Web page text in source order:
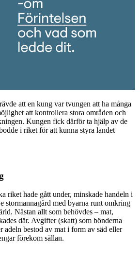
att en kung var tvungen att ha många
att kontrollera stora områden och
Kungen fick därför ta hjälp av de
i riket för att kunna styra landet
riket hade gått under, minskade handeln i
stormannagård med byarna runt omkring
Nästan allt som behövdes – mat,
där. Avgifter (skatt) som bönderna
adeln bestod av mat i form av säd eller
förekom sällan.